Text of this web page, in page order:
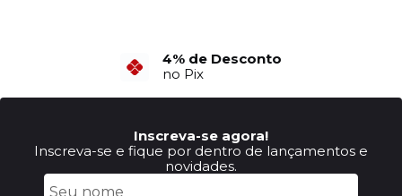
4% de Desconto
no Pix
Inscreva-se agora!
Inscreva-se e fique por dentro de lançamentos e
novidades.